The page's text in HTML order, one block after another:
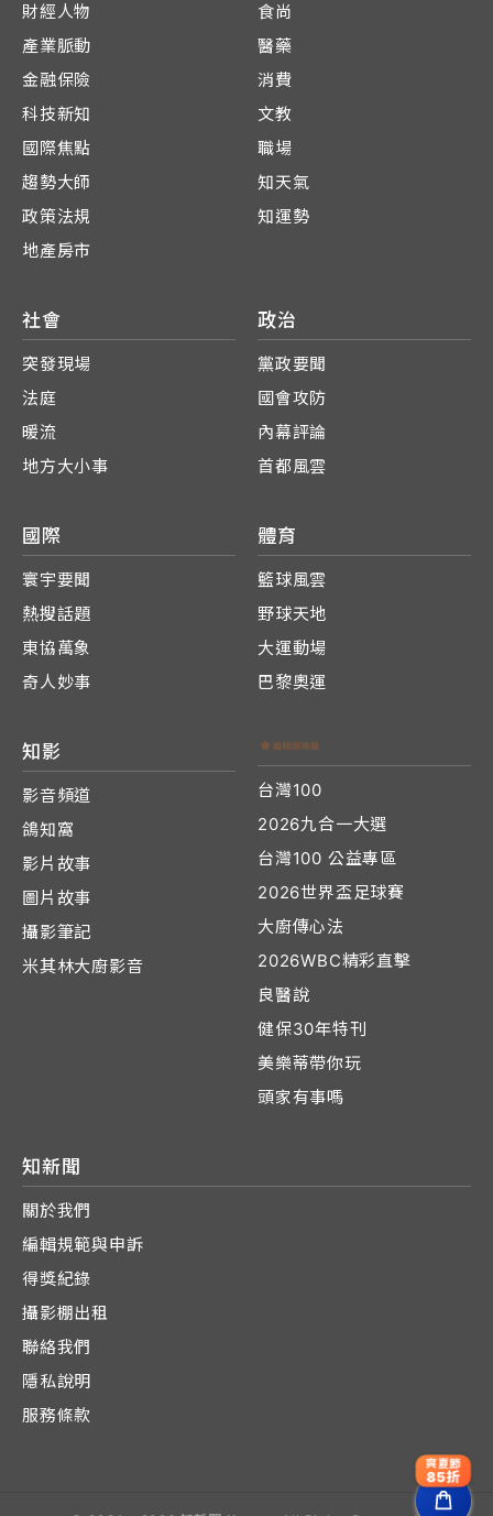
財經人物
產業脈動
金融保險
科技新知
國際焦點
趨勢大師
政策法規
地產房市
食尚
醫藥
消費
文教
職場
知天氣
知運勢
社會
突發現場
法庭
暖流
地方大小事
政治
黨政要聞
國會攻防
內幕評論
首都風雲
國際
寰宇要聞
熱搜話題
東協萬象
奇人妙事
體育
籃球風雲
野球天地
大運動場
巴黎奧運
知影
影音頻道
鴿知窩
影片故事
圖片故事
攝影筆記
米其林大廚影音
台灣100
2026九合一大選
台灣100 公益專區
2026世界盃足球賽
大廚傳心法
2026WBC精彩直擊
良醫說
健保30年特刊
美樂蒂帶你玩
頭家有事嗎
知新聞
關於我們
編輯規範與申訴
得獎紀錄
攝影棚出租
聯絡我們
隱私說明
服務條款
爽夏節
85折